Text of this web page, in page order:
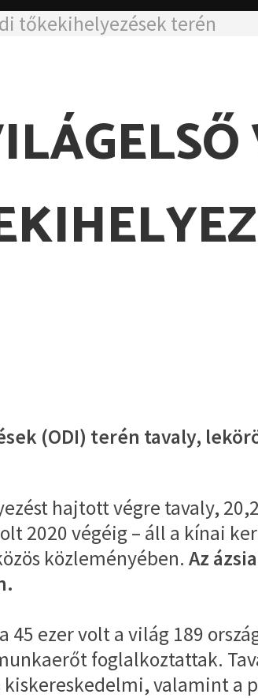
tőkekihelyezések terén
(ODI) terén tavaly,
hajtott végre tavaly,
2020 végéig – áll a kínai
közleményében. Az
ezer volt a világ 189
foglalkoztattak.
valamint a